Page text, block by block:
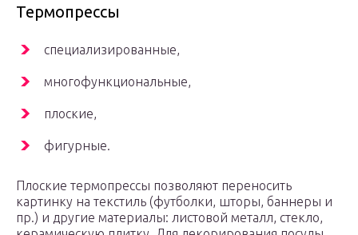
Термопрессы
специализированные,
многофункциональные,
плоские,
фигурные.
Плоские термопрессы позволяют переносить
картинку на текстиль (футболки, шторы, баннеры и
пр.) и другие материалы: листовой металл, стекло,